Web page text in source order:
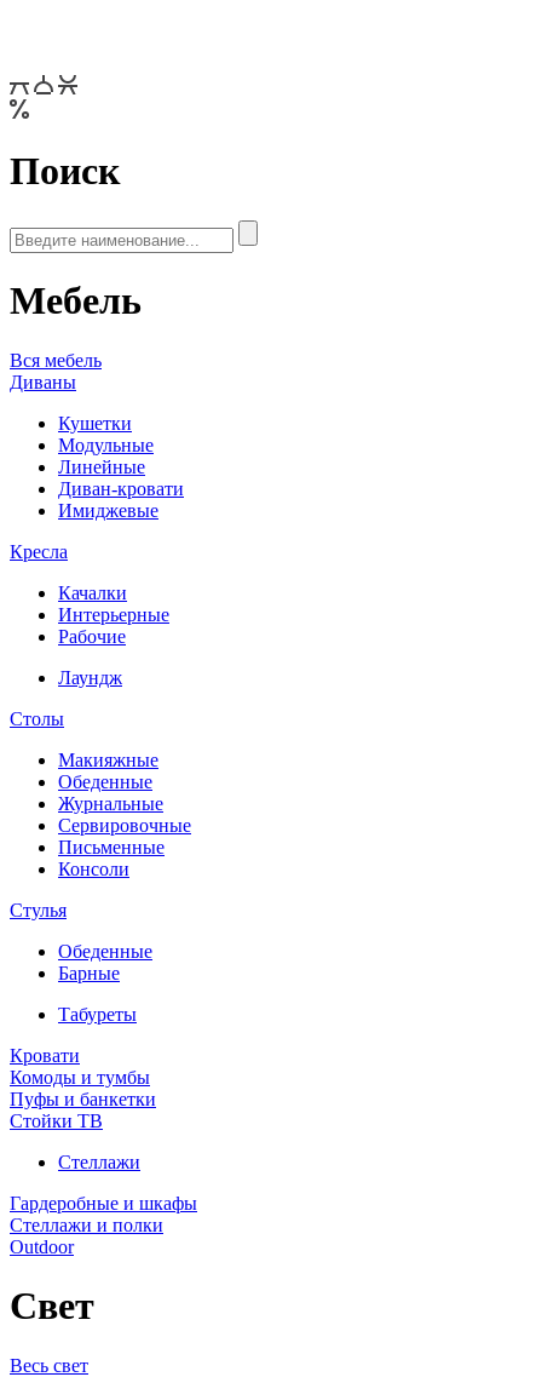
Поиск
Мебель
Вся мебель
Диваны
Кушетки
Модульные
Линейные
Диван-кровати
Имиджевые
Кресла
Качалки
Интерьерные
Рабочие
Лаундж
Столы
Макияжные
Обеденные
Журнальные
Сервировочные
Письменные
Консоли
Стулья
Обеденные
Барные
Табуреты
Кровати
Комоды и тумбы
Пуфы и банкетки
Стойки ТВ
Стеллажи
Гардеробные и шкафы
Стеллажи и полки
Outdoor
Свет
Весь свет